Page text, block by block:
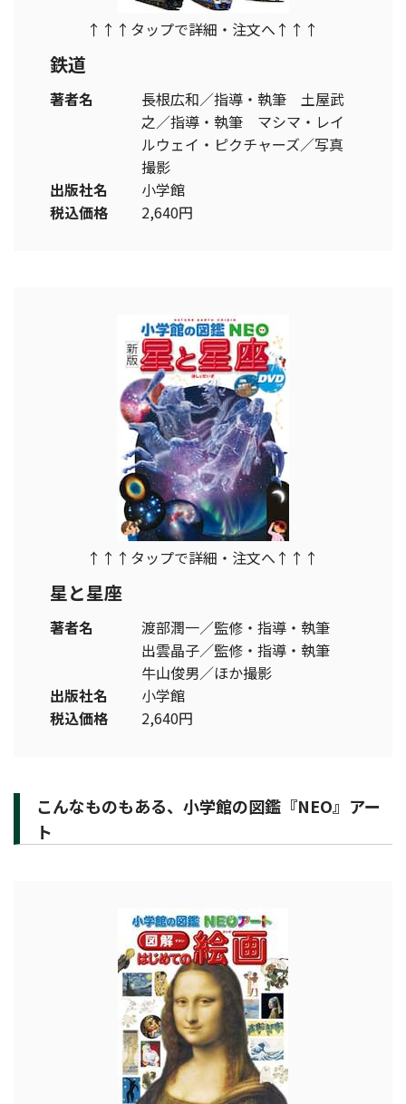
↑↑↑タップで詳細・注文へ↑↑↑
鉄道
著者名
長根広和／指導・執筆 土屋武
之／指導・執筆 マシマ・レイ
ルウェイ・ピクチャーズ／写真
撮影
出版社名
小学館
税込価格
2,640円
↑↑↑タップで詳細・注文へ↑↑↑
星と星座
著者名
渡部潤一／監修・指導・執筆
出雲晶子／監修・指導・執筆
牛山俊男／ほか撮影
出版社名
小学館
税込価格
2,640円
こんなものもある、小学館の図鑑『NEO』アー
ト